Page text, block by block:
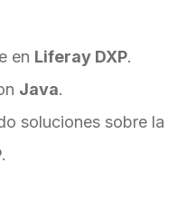
en Liferay DXP.
Java.
soluciones sobre la
.